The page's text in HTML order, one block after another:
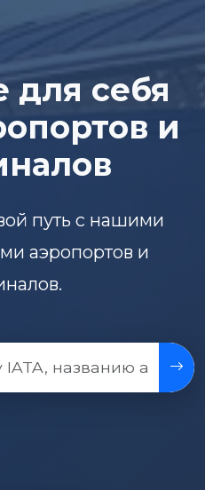
для себя
и
путь с нашими
аэропортов и